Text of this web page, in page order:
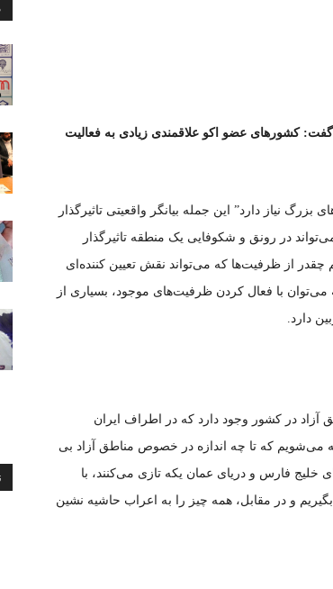
کشورهای عضو اکو علاقمندی زیادی به فعالیت
نیاز دارد” این جمله بیانگر واقعیتی تاثیرگذار
در رونق و شکوفایی یک منطقه تاثیرگذار
از ظرفیت‌ها که می‌تواند نقش تعیین کننده‌ای
با فعال کردن ظرفیت‌های موجود، بسیاری از
دارد.
در کشور وجود دارد که در اطراف ایران
که تا چه اندازه در خصوص مناطق آزاد بی
فارس و دریای عمان یکه تازی می‌کنند، با
بگیریم و در مقابل، همه چیز را به اعراب حاشیه نشین